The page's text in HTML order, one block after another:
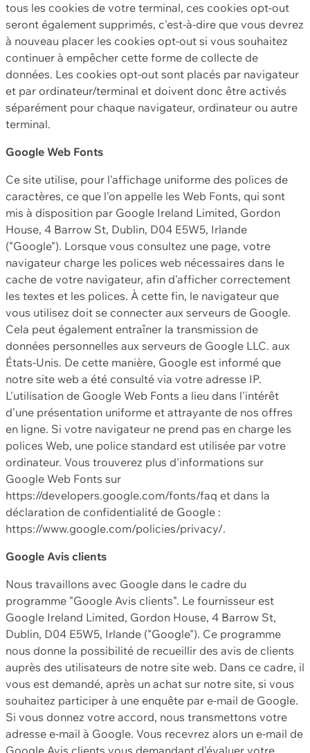
tous les cookies de votre terminal, ces cookies opt-out
seront également supprimés, c'est-à-dire que vous devrez
à nouveau placer les cookies opt-out si vous souhaitez
continuer à empêcher cette forme de collecte de
données. Les cookies opt-out sont placés par navigateur
et par ordinateur/terminal et doivent donc être activés
séparément pour chaque navigateur, ordinateur ou autre
terminal.
Google Web Fonts
Ce site utilise, pour l'affichage uniforme des polices de
caractères, ce que l'on appelle les Web Fonts, qui sont
mis à disposition par Google Ireland Limited, Gordon
House, 4 Barrow St, Dublin, D04 E5W5, Irlande
("Google"). Lorsque vous consultez une page, votre
navigateur charge les polices web nécessaires dans le
cache de votre navigateur, afin d'afficher correctement
les textes et les polices. À cette fin, le navigateur que
vous utilisez doit se connecter aux serveurs de Google.
Cela peut également entraîner la transmission de
données personnelles aux serveurs de Google LLC. aux
États-Unis. De cette manière, Google est informé que
notre site web a été consulté via votre adresse IP.
L'utilisation de Google Web Fonts a lieu dans l'intérêt
d'une présentation uniforme et attrayante de nos offres
en ligne. Si votre navigateur ne prend pas en charge les
polices Web, une police standard est utilisée par votre
ordinateur. Vous trouverez plus d'informations sur
Google Web Fonts sur
https://developers.google.com/fonts/faq et dans la
déclaration de confidentialité de Google :
https://www.google.com/policies/privacy/.
Google Avis clients
Nous travaillons avec Google dans le cadre du
programme "Google Avis clients". Le fournisseur est
Google Ireland Limited, Gordon House, 4 Barrow St,
Dublin, D04 E5W5, Irlande ("Google"). Ce programme
nous donne la possibilité de recueillir des avis de clients
auprès des utilisateurs de notre site web. Dans ce cadre, il
vous est demandé, après un achat sur notre site, si vous
souhaitez participer à une enquête par e-mail de Google.
Si vous donnez votre accord, nous transmettons votre
adresse e-mail à Google. Vous recevrez alors un e-mail de